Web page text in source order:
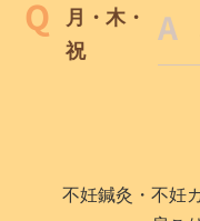
月・木・
祝
不妊鍼灸・不妊